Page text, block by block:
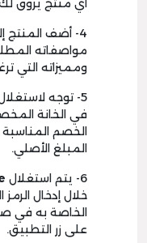
أي منتج يروق
4- أضف المنتج
مواصفاته
ومميزاته التي
5- توجه لاستغلال
في الخانة
الخصم
المبلغ الأصلي.
6- يتم استغلال
خلال إدخال
الخاصة به في
على زر التطبيق.